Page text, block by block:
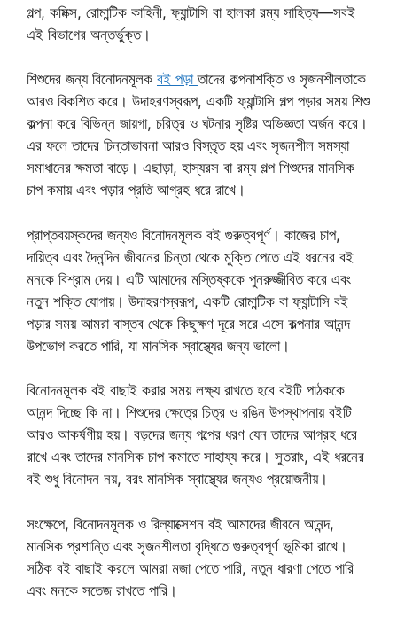
গল্প, কমিক্স, রোমান্টিক কাহিনী, ফ্যান্টাসি বা হালকা রম্য সাহিত্য—সবই
এই বিভাগের অন্তর্ভুক্ত।
শিশুদের জন্য বিনোদনমূলক বই পড়াতাদের কল্পনাশক্তি ও সৃজনশীলতাকে
আরও বিকশিত করে। উদাহরণস্বরূপ, একটি ফ্যান্টাসি গল্প পড়ার সময় শিশু
কল্পনা করে বিভিন্ন জায়গা, চরিত্র ও ঘটনার সৃষ্টির অভিজ্ঞতা অর্জন করে।
এর ফলে তাদের চিন্তাভাবনা আরও বিস্তৃত হয় এবং সৃজনশীল সমস্যা
সমাধানের ক্ষমতা বাড়ে। এছাড়া, হাস্যরস বা রম্য গল্প শিশুদের মানসিক
চাপ কমায় এবং পড়ার প্রতি আগ্রহ ধরে রাখে।
প্রাপ্তবয়স্কদের জন্যও বিনোদনমূলক বই গুরুত্বপূর্ণ। কাজের চাপ,
দায়িত্ব এবং দৈনন্দিন জীবনের চিন্তা থেকে মুক্তি পেতে এই ধরনের বই
মনকে বিশ্রাম দেয়। এটি আমাদের মস্তিষ্ককে পুনরুজ্জীবিত করে এবং
নতুন শক্তি যোগায়। উদাহরণস্বরূপ, একটি রোমান্টিক বা ফ্যান্টাসি বই
পড়ার সময় আমরা বাস্তব থেকে কিছুক্ষণ দূরে সরে এসে কল্পনার আনন্দ
উপভোগ করতে পারি, যা মানসিক স্বাস্থ্যের জন্য ভালো।
বিনোদনমূলক বই বাছাই করার সময় লক্ষ্য রাখতে হবে বইটি পাঠককে
আনন্দ দিচ্ছে কি না। শিশুদের ক্ষেত্রে চিত্র ও রঙিন উপস্থাপনায় বইটি
আরও আকর্ষণীয় হয়। বড়দের জন্য গল্পের ধরণ যেন তাদের আগ্রহ ধরে
রাখে এবং তাদের মানসিক চাপ কমাতে সাহায্য করে। সুতরাং, এই ধরনের
বই শুধু বিনোদন নয়, বরং মানসিক স্বাস্থ্যের জন্যও প্রয়োজনীয়।
সংক্ষেপে, বিনোদনমূলক ও রিল্যাক্সেশন বই আমাদের জীবনে আনন্দ,
মানসিক প্রশান্তি এবং সৃজনশীলতা বৃদ্ধিতে গুরুত্বপূর্ণ ভূমিকা রাখে।
সঠিক বই বাছাই করলে আমরা মজা পেতে পারি, নতুন ধারণা পেতে পারি
এবং মনকে সতেজ রাখতে পারি।